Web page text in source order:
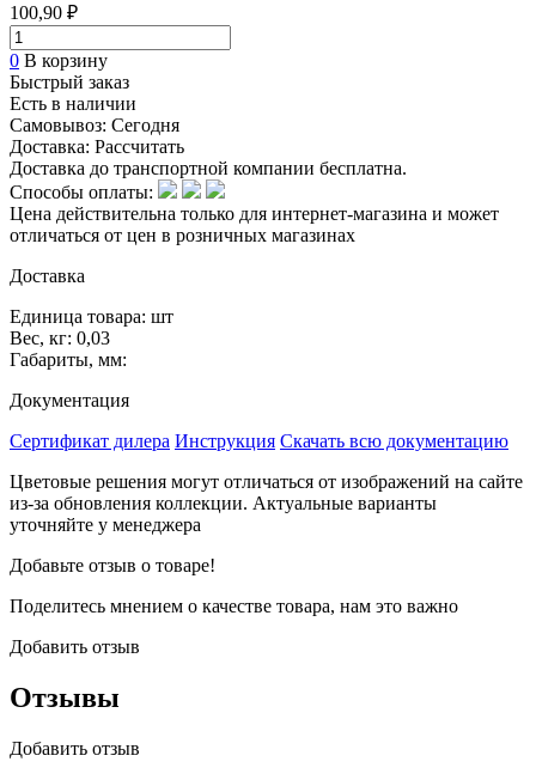
100,90 ₽
0 В корзину
Быстрый заказ
Есть в наличии
Самовывоз: Сегодня
Доставка: Рассчитать
Доставка до транспортной компании бесплатна.
Способы оплаты:
Цена действительна только для интернет-магазина и может
отличаться от цен в розничных магазинах
Доставка
Единица товара: шт
Вес, кг: 0,03
Габариты, мм:
Документация
Сертификат дилера Инструкция Скачать всю документацию
Цветовые решения могут отличаться от изображений на сайте
из-за обновления коллекции. Актуальные варианты
уточняйте у менеджера
Добавьте отзыв о товаре!
Поделитесь мнением о качестве товара, нам это важно
Добавить отзыв
Отзывы
Добавить отзыв